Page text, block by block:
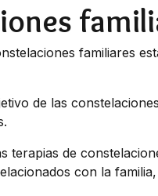
familiares
de las
terapias de
con la